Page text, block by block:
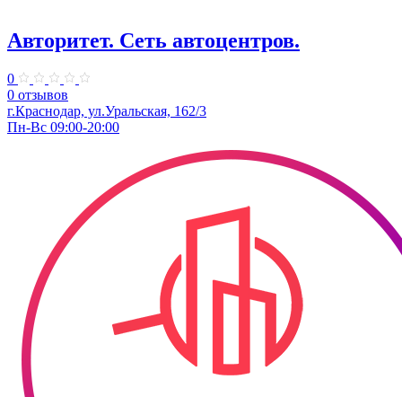
Авторитет. ​Сеть автоцентров.
0
0 отзывов
г.Краснодар, ул.Уральская, 162/3
Пн-Вс 09:00-20:00